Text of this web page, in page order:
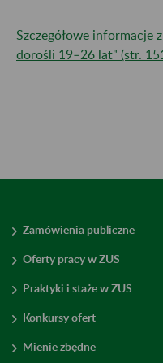
Szczegółowe informacje
dorośli 19–26 lat​​​​​​​" (str.
Zamówienia publiczne
Oferty pracy w ZUS
Praktyki i staże w ZUS
Konkursy ofert
Mienie zbędne